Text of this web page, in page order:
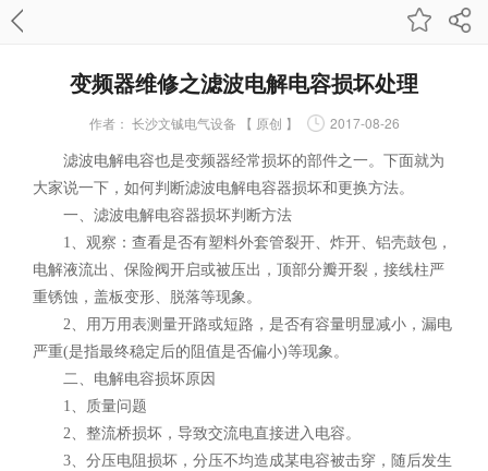
变频器维修之滤波电解电容损坏处理
作者： 长沙文铖电气设备 【 原创 】 2017-08-26
滤波电解电容也是变频器经常损坏的部件之一。下面就为
大家说一下，如何判断滤波电解电容器损坏和更换方法。
一、滤波电解电容器损坏判断方法
1、观察：查看是否有塑料外套管裂开、炸开、铝壳鼓包，
电解液流出、保险阀开启或被压出，顶部分瓣开裂，接线柱严
重锈蚀，盖板变形、脱落等现象。
2、用万用表测量开路或短路，是否有容量明显减小，漏电
严重(是指最终稳定后的阻值是否偏小)等现象。
二、电解电容损坏原因
1、质量问题
2、整流桥损坏，导致交流电直接进入电容。
3、分压电阻损坏，分压不均造成某电容被击穿，随后发生